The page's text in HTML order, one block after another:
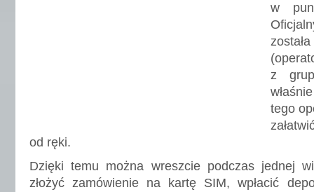
w
z
tego
od ręki.
Dzięki temu można wreszcie podczas jednej
złożyć zamówienie na kartę SIM, wpłacić